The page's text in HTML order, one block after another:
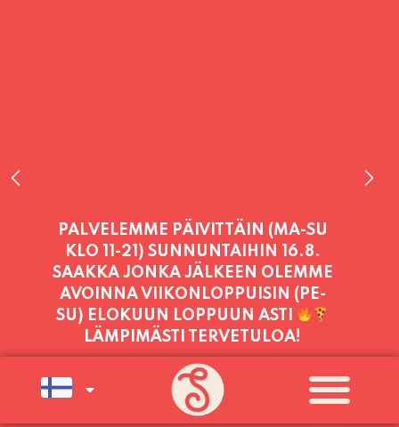
PALVELEMME TÄNÄÄN:
PERJANTAI11:00 - 21:00
PALVELEMME PÄIVITTÄIN (MA-SU
KLO 11-21) SUNNUNTAIHIN 16.8.
SAAKKA JONKA JÄLKEEN OLEMME
AVOINNA VIIKONLOPPUISIN (PE-
SU) ELOKUUN LOPPUUN ASTI
LÄMPIMÄSTI TERVETULOA!